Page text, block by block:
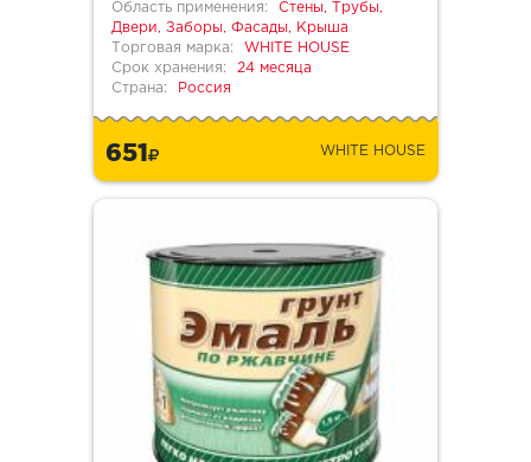
Область применения:
Стены, Трубы,
Двери, Заборы, Фасады, Крыша
Торговая марка:
WHITE HOUSE
Срок хранения:
24 месяца
Страна:
Россия
651 WHITE HOUSE